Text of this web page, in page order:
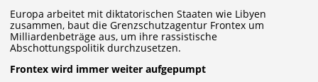
Europa arbeitet mit diktatorischen Staaten wie Libyen
zusammen, baut die Grenzschutzagentur Frontex um
Milliardenbeträge aus, um ihre rassistische
Abschottungspolitik durchzusetzen.
Frontex wird immer weiter aufgepumpt